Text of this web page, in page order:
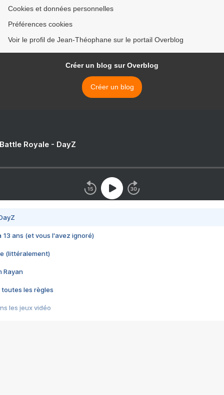
Cookies et données personnelles
Préférences cookies
Voir le profil de Jean-Théophane sur le portail Overblog
Créer un blog sur Overblog
Créer un blog
Royale - DayZ
13 ans (et vous l'avez ignoré)
(littéralement)
Rayan
toutes les règles
les jeux vidéo